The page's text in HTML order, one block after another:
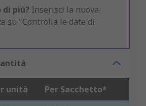
di più? Inserisci la nuova
su "Controlla le date di
unità Per Sacchetto*